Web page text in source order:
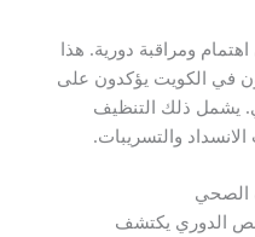
ومراقبة دورية. هذا
في الكويت يؤكدون على
يشمل ذلك التنظيف
والتسريبات.
الصحي
الدوري يكتشف